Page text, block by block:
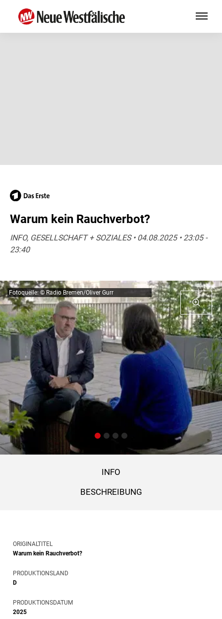
Warum kein Rauchverbot?
INFO, GESELLSCHAFT + SOZIALES • 04.08.2025 • 23:05 -
23:40
Fotoquelle: © Radio Bremen/Oliver Gurr
INFO
BESCHREIBUNG
ORIGINALTITEL
Warum kein Rauchverbot?
PRODUKTIONSLAND
D
PRODUKTIONSDATUM
2025